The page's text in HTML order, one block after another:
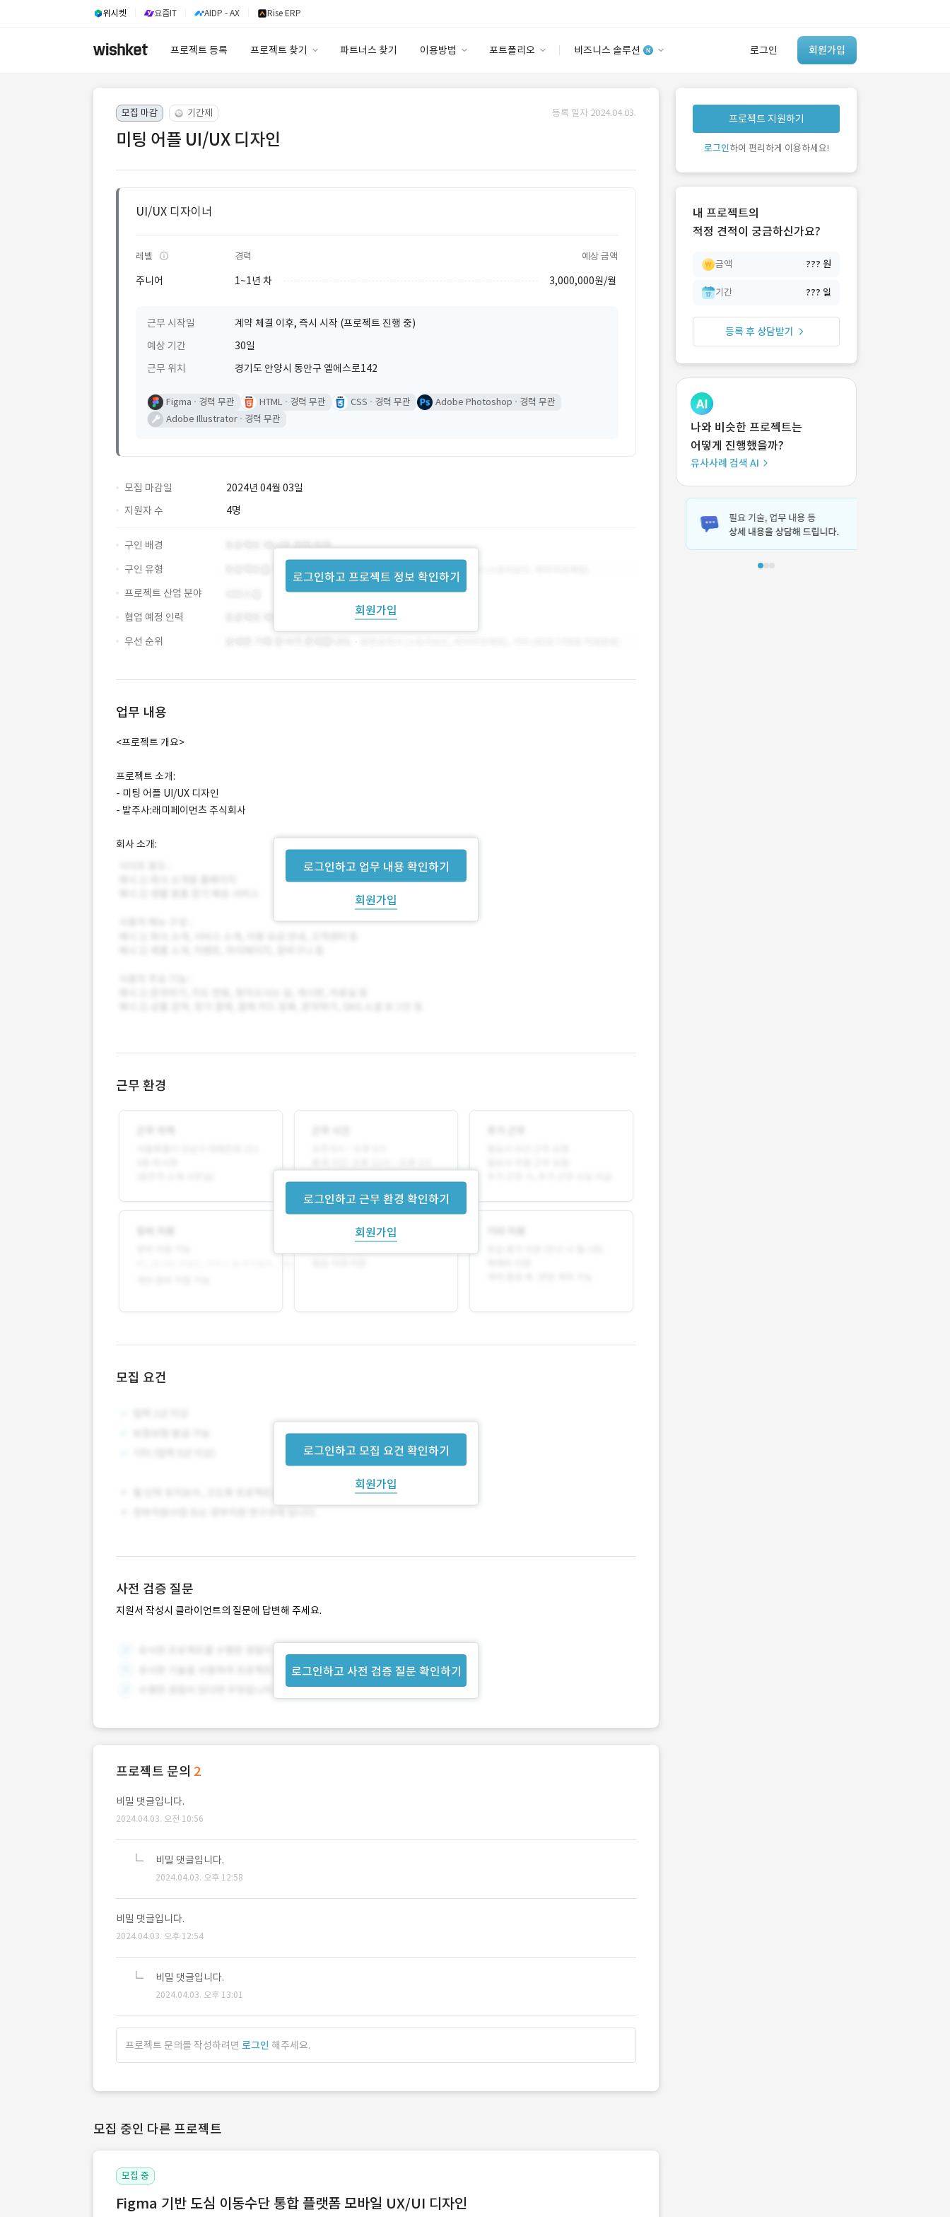
위시켓 요즘IT AIDP - AX Rise ERP
프로젝트 등록 프로젝트 찾기 파트너스 찾기 이용방법 포트폴리오 비즈니스 솔루션 로그인 회원가입
안심 코드 케어
유사사례 검색 AI
‘이런 거’ 만들어본
개발 회사 있어?
모집 마감 기간제 등록 일자 2024.04.03.
미팅 어플 UI/UX 디자인
UI/UX 디자이너
레벨 경력 예상 금액
주니어 1~1년 차 3,000,000원/월
근무 시작일
계약 체결 이후, 즉시 시작 (프로젝트 진행 중)
예상 기간
30일
근무 위치
경기도 안양시 동안구 엘에스로142
Figma 경력 무관 HTML 경력 무관 CSS 경력 무관 Adobe Photoshop
경력 무관
Adobe Illustrator
경력 무관
모집 마감일
2024년 04월 03일
지원자 수
4명
로그인하고 프로젝트 정보 확인하기
회원가입
구인 배경
구인 유형
프로젝트 산업 분야
협업 예정 인력
우선 순위
업무 내용
로그인하고 업무 내용 확인하기
회원가입
<프로젝트 개요>
프로젝트 소개:
- 미팅 어플 UI/UX 디자인
- 발주사:래미페이먼츠 주식회사
회사 소개:
근무 환경
로그인하고 근무 환경 확인하기
회원가입
모집 요건
로그인하고 모집 요건 확인하기
회원가입
사전 검증 질문
지원서 작성시 클라이언트의 질문에 답변해 주세요.
로그인하고 사전 검증 질문 확인하기
프로젝트 문의 2
비밀 댓글입니다.
2024.04.03. 오전 10:56
비밀 댓글입니다.
2024.04.03. 오후 12:58
비밀 댓글입니다.
2024.04.03. 오후 12:54
비밀 댓글입니다.
2024.04.03. 오후 13:01
프로젝트 문의를 작성하려면 로그인 해주세요.
모집 중인 다른 프로젝트
모집 중
Figma 기반 도심 이동수단 통합 플랫폼 모바일 UX/UI 디자인
프로젝트 지원하기
로그인하여 편리하게 이용하세요!
내 프로젝트의
적정 견적이 궁금하신가요?
금액 ??? 원
기간 ??? 일
등록 후 상담받기
나와 비슷한 프로젝트는
어떻게 진행했을까?
유사사례 검색 AI